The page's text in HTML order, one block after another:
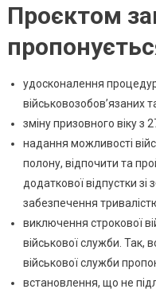
Проєктом
удосконалення
військовозобов’язаних
зміну призовного віку з
надання можливості
полону, відпочити та
додаткової відпустки
забезпечення
виключення строкової
військової служби. Так,
військової служби
встановлення, що не